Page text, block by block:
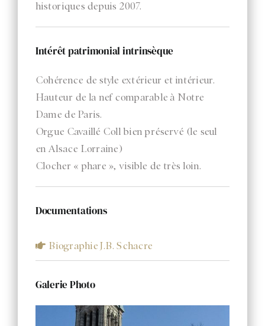
historiques depuis 2007.
Intérêt patrimonial intrinsèque
Cohérence de style extérieur et intérieur.
Hauteur de la nef comparable à Notre
Dame de Paris.
Orgue Cavaillé Coll bien préservé (le seul
en Alsace Lorraine)
Clocher « phare », visible de très loin.
Documentations
Biographie J.B. Schacre
Galerie Photo